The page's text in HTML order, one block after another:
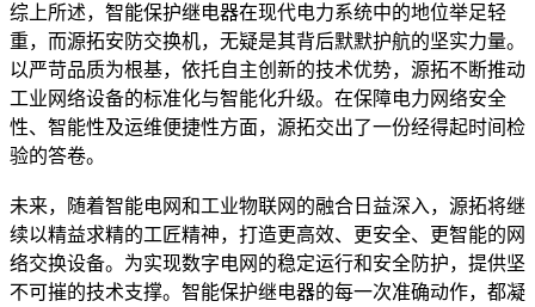
综上所述，智能保护继电器在现代电力系统中的地位举足轻
重，而源拓安防交换机，无疑是其背后默默护航的坚实力量。
以严苛品质为根基，依托自主创新的技术优势，源拓不断推动
工业网络设备的标准化与智能化升级。在保障电力网络安全
性、智能性及运维便捷性方面，源拓交出了一份经得起时间检
验的答卷。
未来，随着智能电网和工业物联网的融合日益深入，源拓将继
续以精益求精的工匠精神，打造更高效、更安全、更智能的网
络交换设备。为实现数字电网的稳定运行和安全防护，提供坚
不可摧的技术支撑。智能保护继电器的每一次准确动作，都凝